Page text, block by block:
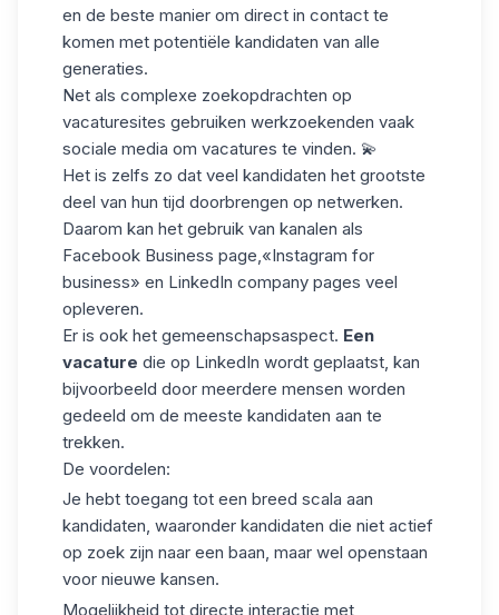
en de beste manier om direct in contact te
komen met potentiële kandidaten van alle
generaties.
Net als complexe zoekopdrachten op
vacaturesites gebruiken werkzoekenden vaak
sociale media om vacatures te vinden. 💫
Het is zelfs zo dat veel kandidaten het grootste
deel van hun tijd doorbrengen op netwerken.
Daarom kan het gebruik van kanalen als
Facebook Business page,«Instagram for
business» en LinkedIn company pages veel
opleveren.
Er is ook het gemeenschapsaspect. Een
vacature die op LinkedIn wordt geplaatst, kan
bijvoorbeeld door meerdere mensen worden
gedeeld om de meeste kandidaten aan te
trekken.
De voordelen:
Je hebt toegang tot een breed scala aan
kandidaten, waaronder kandidaten die niet actief
op zoek zijn naar een baan, maar wel openstaan
voor nieuwe kansen.
Mogelijkheid tot directe interactie met